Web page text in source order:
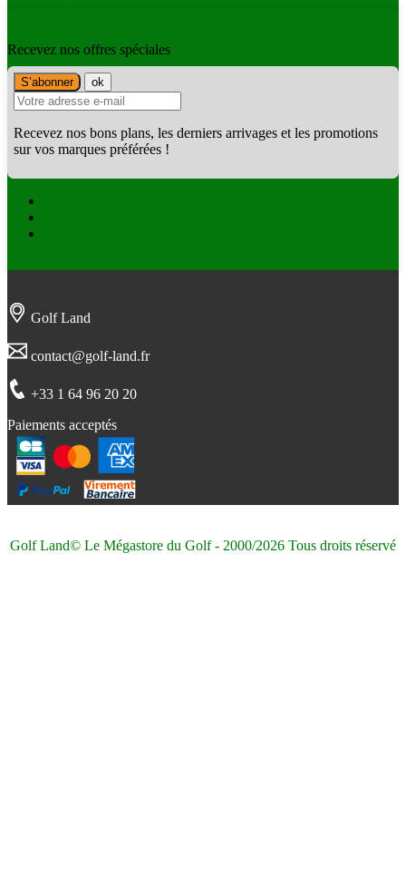
Recevez nos offres spéciales
Recevez nos bons plans, les derniers arrivages et les promotions
sur vos marques préférées !
Golf Land
contact@golf-land.fr
+33 1 64 96 20 20
Paiements acceptés
Golf Land© Le Mégastore du Golf - 2000/2026 Tous droits réservé